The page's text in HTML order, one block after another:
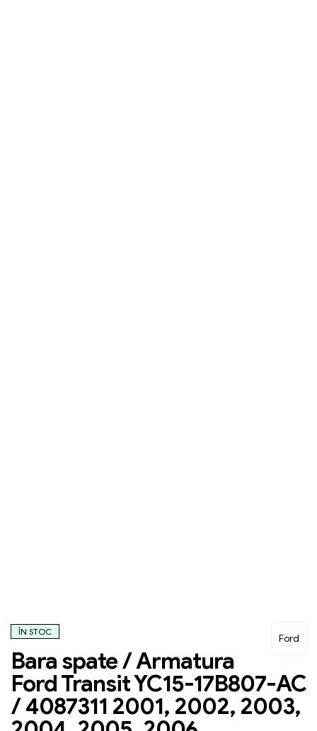
Ford
ÎN STOC
Bara spate / Armatura
Ford Transit YC15-17B807-AC
/ 4087311 2001, 2002, 2003,